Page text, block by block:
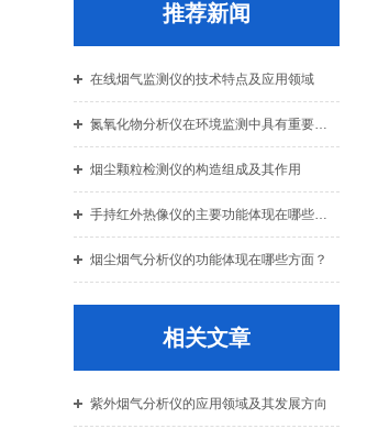
推荐新闻
在线烟气监测仪的技术特点及应用领域
氮氧化物分析仪在环境监测中具有重要作用
烟尘颗粒检测仪的构造组成及其作用
手持红外热像仪的主要功能体现在哪些方面？
烟尘烟气分析仪的功能体现在哪些方面？
相关文章
紫外烟气分析仪的应用领域及其发展方向